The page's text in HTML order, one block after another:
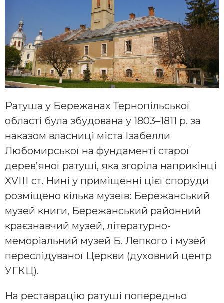
Ратуша у Бережанах Тернопільської
області була збудована у 1803–1811 р. за
наказом власниці міста Ізабелли
Любомирської на фундаменті старої
дерев’яної ратуші, яка згоріла наприкінці
XVІІІ ст. Нині у приміщенні цієї споруди
розміщено кілька музеїв: Бережанський
музей книги, Бережанський районний
краєзнавчий музей, літературно-
меморіальний музей Б. Лепкого і музей
переслідуваної Церкви (духовний центр
УГКЦ).
На реставрацію ратуші попередньо